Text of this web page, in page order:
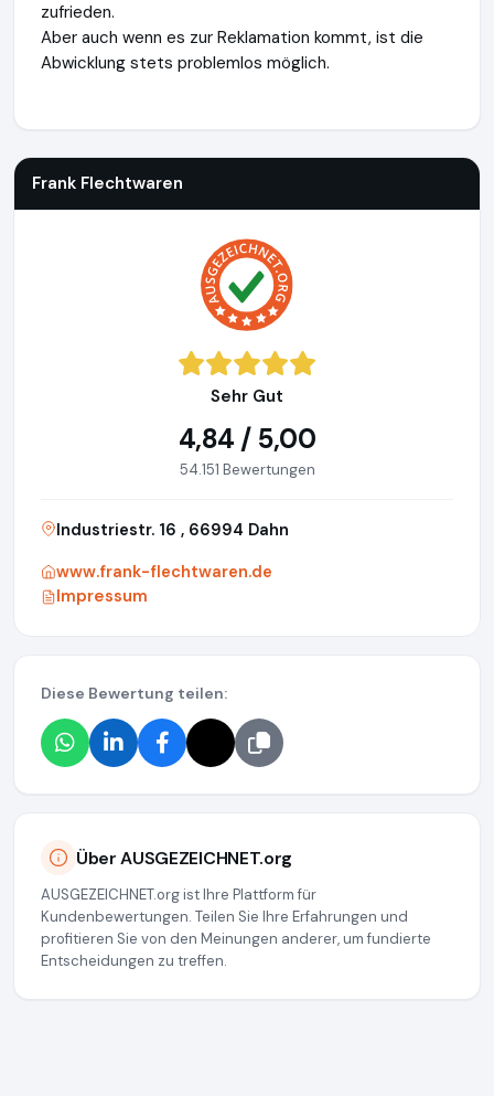
zufrieden.
Aber auch wenn es zur Reklamation kommt, ist die
Abwicklung stets problemlos möglich.
Frank Flechtwaren
Sehr Gut
4,84 / 5,00
54.151 Bewertungen
Industriestr. 16 , 66994 Dahn
www.frank-flechtwaren.de
Impressum
Diese Bewertung teilen:
Über AUSGEZEICHNET.org
AUSGEZEICHNET.org ist Ihre Plattform für
Kundenbewertungen. Teilen Sie Ihre Erfahrungen und
profitieren Sie von den Meinungen anderer, um fundierte
Entscheidungen zu treffen.